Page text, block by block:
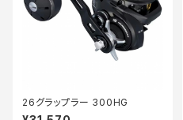
26グラップラー 300HG